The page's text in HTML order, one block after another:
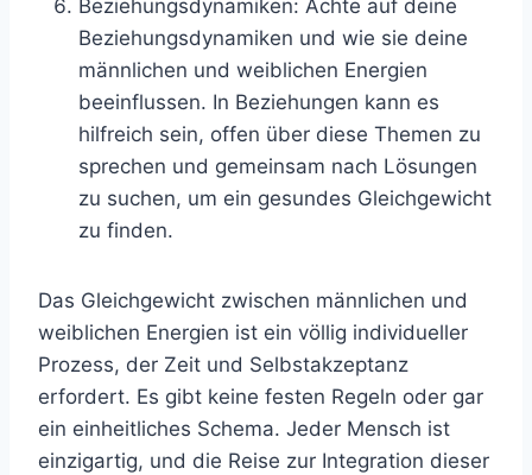
Beziehungsdynamiken: Achte auf deine
Beziehungsdynamiken und wie sie deine
männlichen und weiblichen Energien
beeinflussen. In Beziehungen kann es
hilfreich sein, offen über diese Themen zu
sprechen und gemeinsam nach Lösungen
zu suchen, um ein gesundes Gleichgewicht
zu finden.
Das Gleichgewicht zwischen männlichen und
weiblichen Energien ist ein völlig individueller
Prozess, der Zeit und Selbstakzeptanz
erfordert. Es gibt keine festen Regeln oder gar
ein einheitliches Schema. Jeder Mensch ist
einzigartig, und die Reise zur Integration dieser